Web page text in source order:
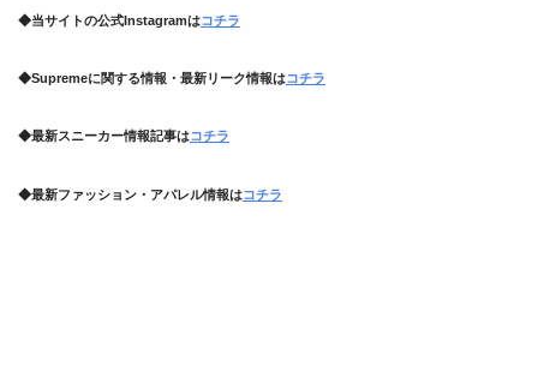
◆当サイトの公式Instagramはコチラ
◆Supremeに関する情報・最新リーク情報はコチラ
◆最新スニーカー情報記事はコチラ
◆最新ファッション・アパレル情報はコチラ